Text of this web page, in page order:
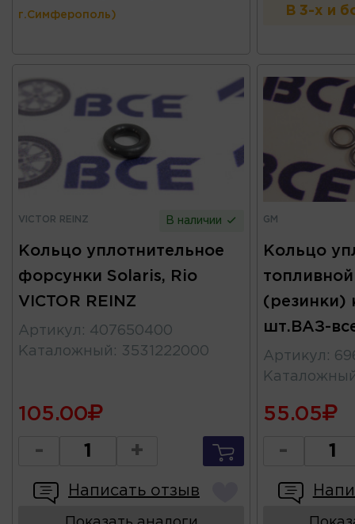
г.Симферополь) В 3-х и
VICTOR REINZ В наличии
Кольцо уплотнительное
форсунки Solaris, Rio
VICTOR REINZ
Артикул : 407650400
Каталожный : 3531222000
105.00
- +
Написать отзыв
GM
Кольцо
(резинки)
шт.ВАЗ-
Артикул :
55.05
-